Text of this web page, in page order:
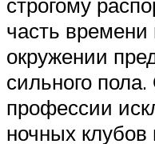
часть времени
окружении
сильного
профессии
ночных